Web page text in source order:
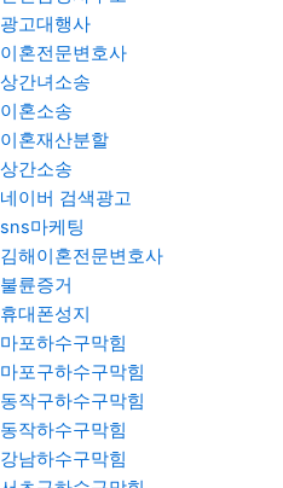
광고대행사
이혼전문변호사
상간녀소송
이혼소송
이혼재산분할
상간소송
네이버 검색광고
sns마케팅
김해이혼전문변호사
불륜증거
휴대폰성지
마포하수구막힘
마포구하수구막힘
동작구하수구막힘
동작하수구막힘
강남하수구막힘